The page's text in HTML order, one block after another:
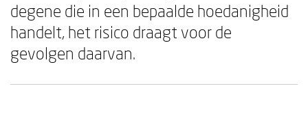
degene die in een bepaalde hoedanigheid
handelt, het risico draagt voor de
gevolgen daarvan.